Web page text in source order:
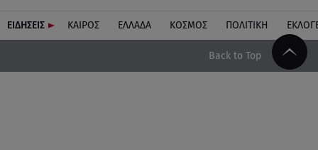
ΕΙΔΗΣΕΙΣ ΚΑΙΡΟΣ ΕΛΛΑΔΑ ΚΟΣΜΟΣ ΠΟΛΙΤΙΚΗ
Back to Top